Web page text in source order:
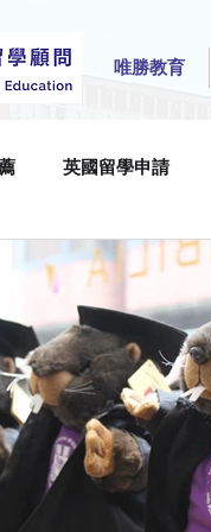
唯勝教育
英國留學申請
University
University
University of